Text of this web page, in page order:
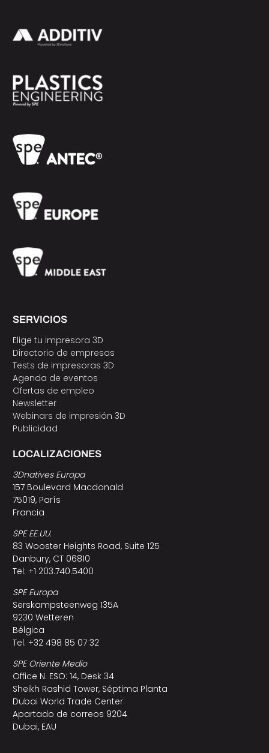
SERVICIOS
Elige tu impresora 3D
Directorio de empresas
Tests de impresoras 3D
Agenda de eventos
Ofertas de empleo
Newsletter
Webinars de impresión 3D
Publicidad
LOCALIZACIONES
3Dnatives Europa
157 Boulevard Macdonald
75019, París
Francia
SPE EE.UU.
83 Wooster Heights Road, Suite 125
Danbury, CT 06810
Tel: +1 203.740.5400
SPE Europa
Serskampsteenweg 135A
9230 Wetteren
Bélgica
Tel: +32 498 85 07 32
SPE Oriente Medio
Office N. ESO: 14, Desk 34
Sheikh Rashid Tower, Séptima Planta
Dubai World Trade Center
Apartado de correos 9204
Dubai, EAU